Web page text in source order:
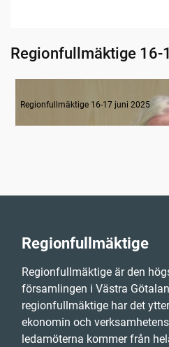
Regionfullmäktige 16-
Regionfullmäktige 16-17 juni 2025
Regionfullmäktige
Regionfullmäktige är den
församlingen i Västra
regionfullmäktige har det
ekonomin och
ledamöterna kommer från